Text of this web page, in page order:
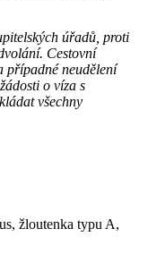
úřadů, proti
Cestovní
případné neudělení
o víza s
všechny
žloutenka typu A,